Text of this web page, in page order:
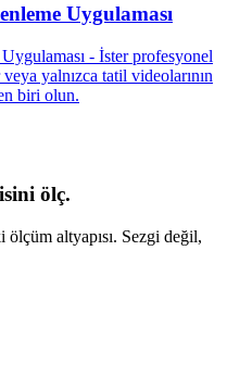
Uygulaması
- İster profesyonel
yalnızca tatil videolarının
biri olun.
ölç.
ölçüm altyapısı. Sezgi değil,